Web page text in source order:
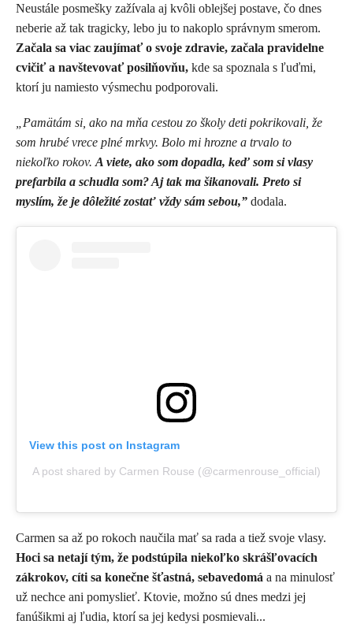
Neustále posmešky zažívala aj kvôli oblejšej postave, čo dnes
neberie až tak tragicky, lebo ju to nakoplo správnym smerom.
Začala sa viac zaujímať o svoje zdravie, začala pravidelne
cvičiť a navštevovať posilňovňu, kde sa spoznala s ľuďmi,
ktorí ju namiesto výsmechu podporovali.
„Pamätám si, ako na mňa cestou zo školy deti pokrikovali, že
som hrubé vrece plné mrkvy. Bolo mi hrozne a trvalo to
niekoľko rokov. A viete, ako som dopadla, keď som si vlasy
prefarbila a schudla som? Aj tak ma šikanovali. Preto si
myslím, že je dôležité zostať vždy sám sebou,” dodala.
View this post on Instagram
A post shared by Carmen Rouse (@carmenrouse_official)
Carmen sa až po rokoch naučila mať sa rada a tiež svoje vlasy.
Hoci sa netají tým, že podstúpila niekoľko skrášľovacích
zákrokov, cíti sa konečne šťastná, sebavedomá a na minulosť
už nechce ani pomyslieť. Ktovie, možno sú dnes medzi jej
fanúšikmi aj ľudia, ktorí sa jej kedysi posmievali...